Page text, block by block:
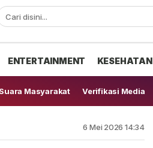
ENTERTAINMENT KESEHATAN
Masyarakat Verifikasi Media
6 Mei 2026 14:34